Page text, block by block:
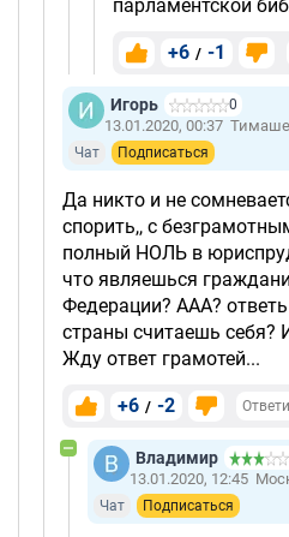
парламентской
+6 / -1
Игорь 0
13.01.2020, 00:37
Чат Подписаться
Да никто и не
спорить,, с
полный НОЛЬ в
что являешься
Федерации? ААА?
страны считаешь себя?
Жду ответ грамотей...
+6 / -2
Владимир
13.01.2020, 12:45
Чат Подписаться